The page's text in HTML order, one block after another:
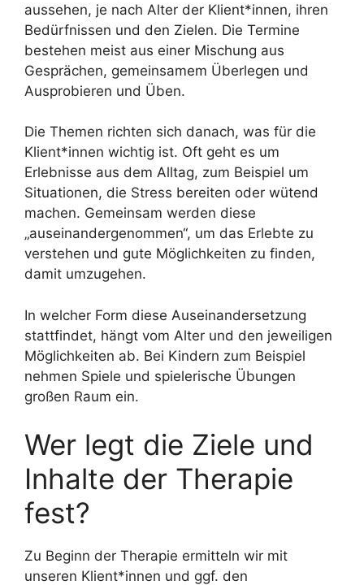
aussehen, je nach Alter der Klient*innen, ihren
Bedürfnissen und den Zielen. Die Termine
bestehen meist aus einer Mischung aus
Gesprächen, gemeinsamem Überlegen und
Ausprobieren und Üben.
Die Themen richten sich danach, was für die
Klient*innen wichtig ist. Oft geht es um
Erlebnisse aus dem Alltag, zum Beispiel um
Situationen, die Stress bereiten oder wütend
machen. Gemeinsam werden diese
„auseinandergenommen“, um das Erlebte zu
verstehen und gute Möglichkeiten zu finden,
damit umzugehen.
In welcher Form diese Auseinandersetzung
stattfindet, hängt vom Alter und den jeweiligen
Möglichkeiten ab. Bei Kindern zum Beispiel
nehmen Spiele und spielerische Übungen
großen Raum ein.
Wer legt die Ziele und
Inhalte der Therapie
fest?
Zu Beginn der Therapie ermitteln wir mit
unseren Klient*innen und ggf. den